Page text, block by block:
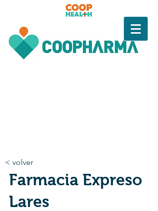
< volver
Farmacia Expreso
Lares